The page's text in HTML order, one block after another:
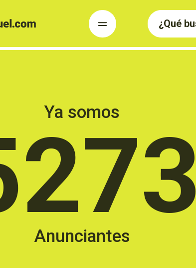
Ya somos
Anunciantes